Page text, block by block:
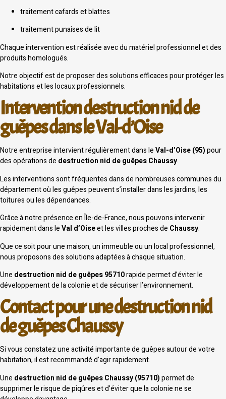
traitement cafards et blattes
traitement punaises de lit
Chaque intervention est réalisée avec du matériel professionnel et des
produits homologués.
Notre objectif est de proposer des solutions efficaces pour protéger les
habitations et les locaux professionnels.
Intervention destruction nid de
guêpes dans le Val-d’Oise
Notre entreprise intervient régulièrement dans leVal-d’Oise (95)pour
des opérations de destruction nid de guêpes Chaussy.
Les interventions sont fréquentes dans de nombreuses communes du
département où les guêpes peuvent s’installer dans les jardins, les
toitures ou les dépendances.
Grâce à notre présence en Île-de-France, nous pouvons intervenir
rapidement dans leVal d’Oiseet les villes proches de Chaussy.
Que ce soit pour une maison, un immeuble ou un local professionnel,
nous proposons des solutions adaptées à chaque situation.
Une destruction nid de guêpes 95710rapide permet d’éviter le
développement de la colonie et de sécuriser l’environnement.
Contact pour une destruction nid
de guêpes Chaussy
Si vous constatez une activité importante de guêpes autour de votre
habitation, il est recommandé d’agir rapidement.
Une destruction nid de guêpes Chaussy (95710)permet de
supprimer le risque de piqûres et d’éviter que la colonie ne se